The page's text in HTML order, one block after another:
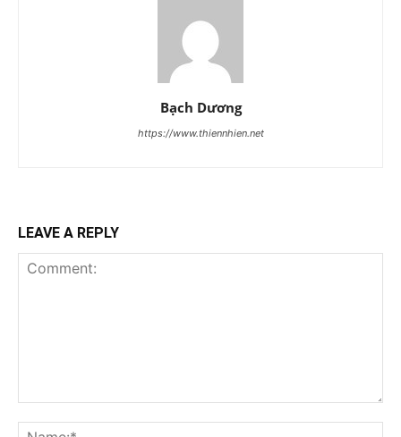
Bạch Dương
https://www.thiennhien.net
LEAVE A REPLY